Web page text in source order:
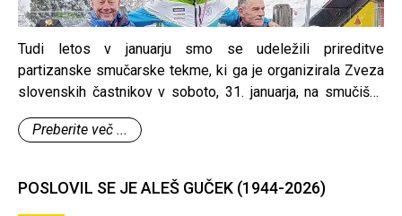
Tudi letos v januarju smo se udeležili prireditve
partizanske smučarske tekme, ki ga je organizirala Zveza
slovenskih častnikov v soboto, 31. januarja, na smučišču
Cerkno. Tekmovala sta dva naša člana Tone Primožič, ki je
dosegel drugo mesto, in Jože Peternelj. Čestitke.
Preberite več ...
POSLOVIL SE JE ALEŠ GUČEK (1944-2026)